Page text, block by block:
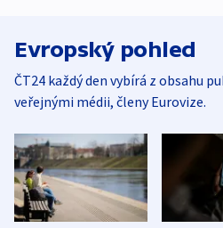
Evropský pohled
ČT24 každý den vybírá z obsahu
veřejnými médii, členy Eurovize.